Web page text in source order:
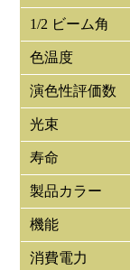
1/2 ビーム角
色温度
演色性評価数
光束
寿命
製品カラー
機能
消費電力